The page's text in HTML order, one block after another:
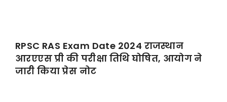
RPSC RAS Exam Date 2024 राजस्थान
आरएएस प्री की परीक्षा तिथि घोषित, आयोग ने
जारी किया प्रेस नोट